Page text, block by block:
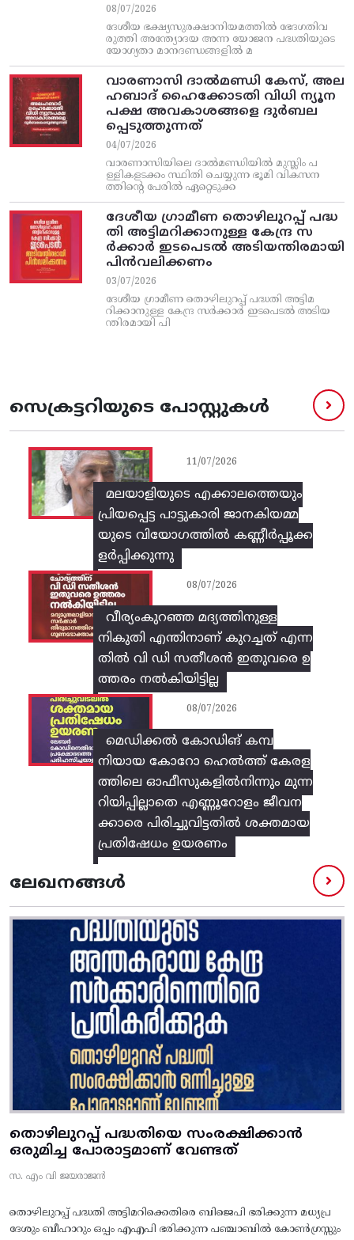
08/07/2026
ദേശീയ ഭക്ഷ്യസുരക്ഷാനിയമത്തിൽ ഭേദഗതിവ
രുത്തി അന്ത്യോദയ അന്ന യോജന പദ്ധതിയുടെ
യോഗ്യതാ മാനദണ്ഡങ്ങളിൽ മ
വാരണാസി ദാൽമണ്ഡി കേസ്, അല
ഹബാദ് ഹൈക്കോടതി വിധി ന്യൂന
പക്ഷ അവകാശങ്ങളെ ദുർബല
പ്പെടുത്തുന്നത്
04/07/2026
വാരണാസിയിലെ ദാൽമണ്ഡിയിൽ മുസ്ലിം പ
ള്ളികളടക്കം സ്ഥിതി ചെയ്യുന്ന ഭൂമി വികസന
ത്തിന്റെ പേരിൽ ഏറ്റെടുക്ക
ദേശീയ ഗ്രാമീണ തൊഴിലുറപ്പ്‌ പദ്ധ
തി അട്ടിമറിക്കാനുള്ള കേന്ദ്ര സ
ര്‍ക്കാര്‍ ഇടപെടല്‍ അടിയന്തിരമായി
പിന്‍വലിക്കണം
03/07/2026
ദേശീയ ഗ്രാമീണ തൊഴിലുറപ്പ്‌ പദ്ധതി അട്ടിമ
റിക്കാനുള്ള കേന്ദ്ര സര്‍ക്കാര്‍ ഇടപെടല്‍ അടിയ
ന്തിരമായി പി
സെക്രട്ടറിയുടെ പോസ്റ്റുകൾ
മലയാളിയുടെ എക്കാലത്തെയും
പ്രിയപ്പെട്ട പാട്ടുകാരി ജാനകിയമ്മ
യുടെ വിയോഗത്തിൽ കണ്ണീർപ്പൂക്ക
ളർപ്പിക്കുന്നു
11/07/2026
വീര്യംകുറഞ്ഞ മദ്യത്തിനുള്ള
നികുതി എന്തിനാണ് കുറച്ചത് എന്ന
തിൽ വി ഡി സതീശൻ ഇതുവരെ ഉ
ത്തരം നൽകിയിട്ടില്ല
08/07/2026
മെഡിക്കൽ കോഡിങ് കമ്പ
നിയായ കോറോ ഹെൽത്ത് കേരള
ത്തിലെ ഓഫീസുകളിൽനിന്നും മുന്ന
റിയിപ്പില്ലാതെ എണ്ണൂറോളം ജീവന
ക്കാരെ പിരിച്ചുവിട്ടതിൽ‌ ശക്തമായ
പ്രതിഷേധം ഉയരണം
08/07/2026
ലേഖനങ്ങൾ
തൊഴിലുറപ്പ് പദ്ധതിയെ സംരക്ഷിക്കാൻ
ഒരുമിച്ച പോരാട്ടമാണ് വേണ്ടത്
സ. എം വി ജയരാജൻ
തൊഴിലുറപ്പ് പദ്ധതി അട്ടിമറിക്കെതിരെ ബിജെപി ഭരിക്കുന്ന മധ്യപ്ര
ദേശും ബീഹാറും ഒപ്പം എഎപി ഭരിക്കുന്ന പഞ്ചാബിൽ കോൺഗ്രസ്സും